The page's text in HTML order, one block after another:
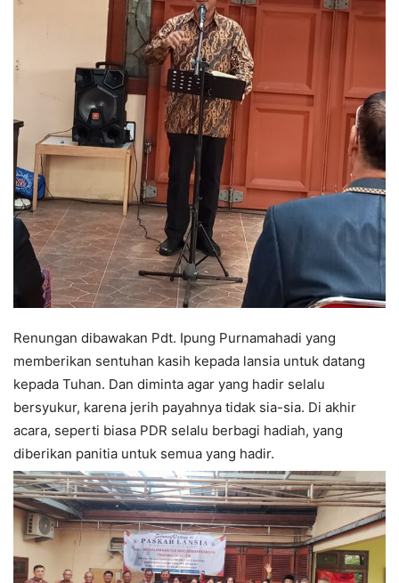
Renungan dibawakan Pdt. Ipung Purnamahadi yang
memberikan sentuhan kasih kepada lansia untuk datang
kepada Tuhan. Dan diminta agar yang hadir selalu
bersyukur, karena jerih payahnya tidak sia-sia. Di akhir
acara, seperti biasa PDR selalu berbagi hadiah, yang
diberikan panitia untuk semua yang hadir.